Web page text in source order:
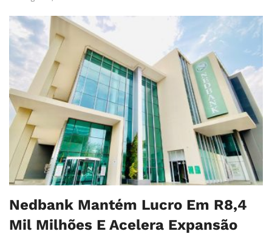
Nedbank Mantém Lucro Em R8,4
Mil Milhões E Acelera Expansão